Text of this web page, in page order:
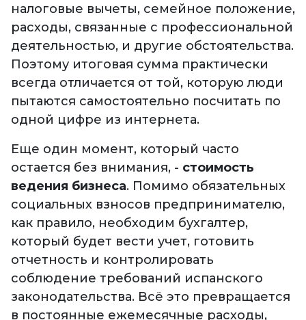
налоговые вычеты, семейное положение,
расходы, связанные с профессиональной
деятельностью, и другие обстоятельства.
Поэтому итоговая сумма практически
всегда отличается от той, которую люди
пытаются самостоятельно посчитать по
одной цифре из интернета.
Еще один момент, который часто
остается без внимания, - стоимость
ведения бизнеса. Помимо обязательных
социальных взносов предпринимателю,
как правило, необходим бухгалтер,
который будет вести учет, готовить
отчетность и контролировать
соблюдение требований испанского
законодательства. Всё это превращается
в постоянные ежемесячные расходы,